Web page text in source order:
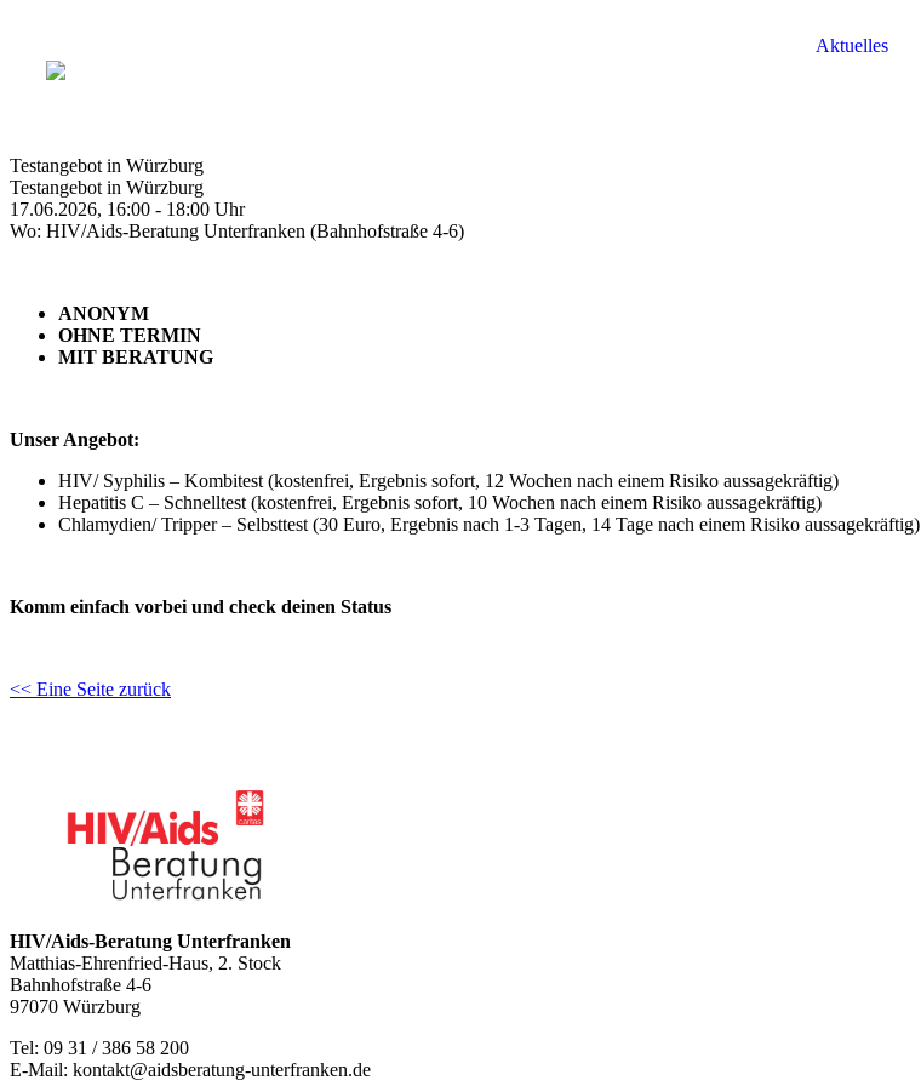
Aktuelles
Testangebot in Würzburg
Testangebot in Würzburg
17.06.2026, 16:00 - 18:00 Uhr
Wo: HIV/Aids-Beratung Unterfranken (Bahnhofstraße 4-6)
ANONYM
OHNE TERMIN
MIT BERATUNG
Unser Angebot:
HIV/ Syphilis – Kombitest (kostenfrei, Ergebnis sofort, 12 Wochen nach einem Risiko aussagekräftig)
Hepatitis C – Schnelltest (kostenfrei, Ergebnis sofort, 10 Wochen nach einem Risiko aussagekräftig)
Chlamydien/ Tripper – Selbsttest (30 Euro, Ergebnis nach 1-3 Tagen, 14 Tage nach einem Risiko aussagekräftig)
Komm einfach vorbei und check deinen Status
<< Eine Seite zurück
HIV/Aids-Beratung Unterfranken
Matthias-Ehrenfried-Haus, 2. Stock
Bahnhofstraße 4-6
97070 Würzburg
Tel: 09 31 / 386 58 200
E-Mail: kontakt@aidsberatung-unterfranken.de